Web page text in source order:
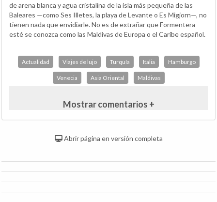
de arena blanca y agua cristalina de la isla más pequeña de las
Baleares —como Ses Illetes, la playa de Levante o Es Migjorn—, no
tienen nada que envidiarle. No es de extrañar que Formentera
esté se conozca como las Maldivas de Europa o el Caribe español.
Actualidad Viajes de lujo Turquía Italia Hamburgo
Venecia Asia Oriental Maldivas
Mostrar comentarios +
Abrir página en versión completa